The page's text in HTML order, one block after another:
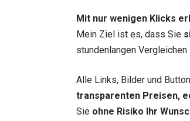
Mit nur wenigen Klicks
Mein Ziel ist es, dass Sie
stundenlangen Vergleichen
Alle Links, Bilder und
transparenten Preisen,
Sie ohne Risiko Ihr